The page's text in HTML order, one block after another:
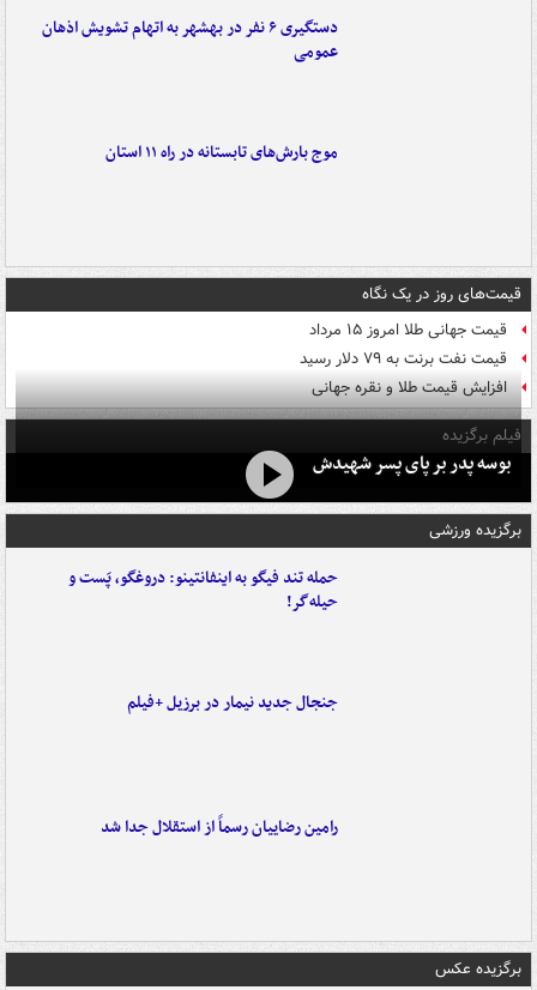
دستگیری ۶ نفر در بهشهر به اتهام تشویش اذهان
عمومی
موج بارش‌های تابستانه در راه ۱۱ استان
قیمت‌های روز در یک نگاه
قیمت جهانی طلا امروز ۱۵ مرداد
قیمت نفت برنت به ۷۹ دلار رسید
افزایش قیمت طلا و نقره جهانی
فیلم برگزیده
بوسه‌ پدر بر پای پسر شهیدش
برگزیده ورزشی
حمله تند فیگو به اینفانتینو: دروغگو، پَست‌ و
حیله‌گر!
جنجال جدید نیمار در برزیل +فیلم
رامین رضاییان رسماً از استقلال جدا شد
برگزیده عکس